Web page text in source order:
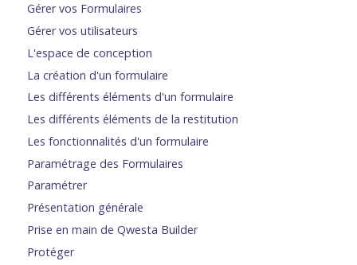
Gérer vos Formulaires
Gérer vos utilisateurs
L'espace de conception
La création d'un formulaire
Les différents éléments d'un formulaire
Les différents éléments de la restitution
Les fonctionnalités d'un formulaire
Paramétrage des Formulaires
Paramétrer
Présentation générale
Prise en main de Qwesta Builder
Protéger